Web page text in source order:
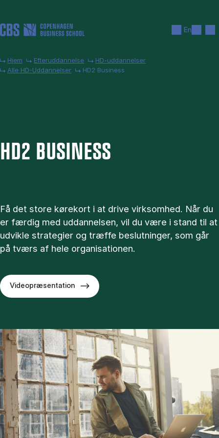
En
Hjem Efteruddannelse
HD-uddannelser
Alle HD-Uddannelser
HD2 Business
HD2 BU­SI­NESS
Få det store kørekort i at drive virksomhed. Når du
er færdig med uddannelsen, vil du være i stand til at
udvikle strategier og træffe beslutninger, som går
på tværs af hele organisationen.
Videopræsentation